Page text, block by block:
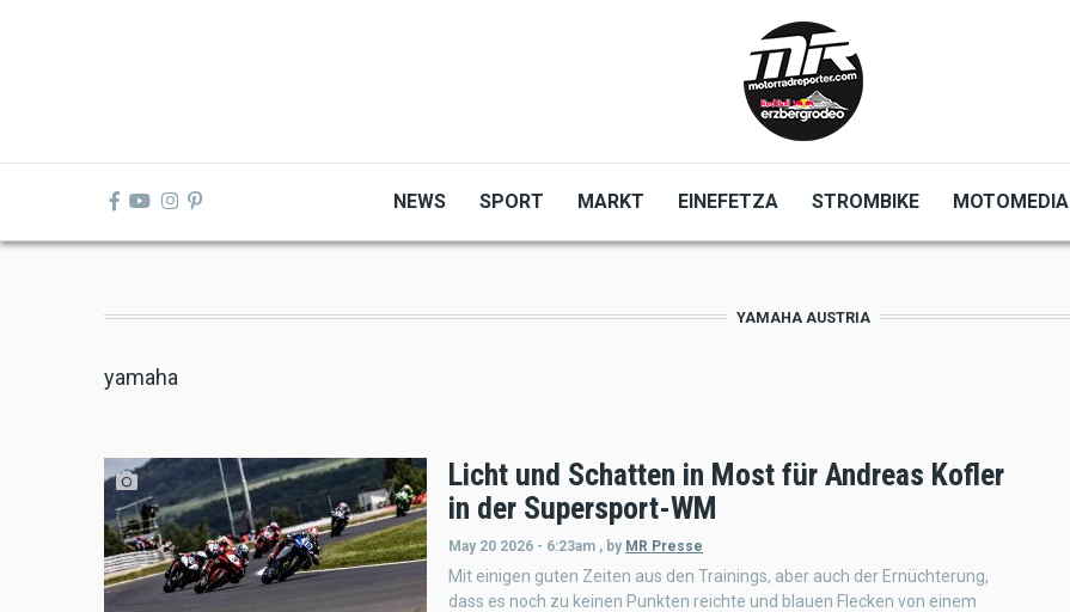
NEWS SPORT MARKT EINEFETZA STROMBIKE MOTOMEDIA
YAMAHA AUSTRIA
yamaha
Licht und Schatten in Most für Andreas Kofler
in der Supersport-WM
May 20 2026 - 6:23am , by MR Presse
Mit einigen guten Zeiten aus den Trainings, aber auch der Ernüchterung,
dass es noch zu keinen Punkten reichte und blauen Flecken von einem